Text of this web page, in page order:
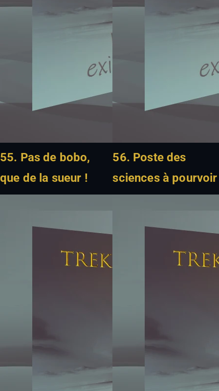
55. Pas de bobo,
que de la sueur !
56. Poste des
sciences à pourvoir